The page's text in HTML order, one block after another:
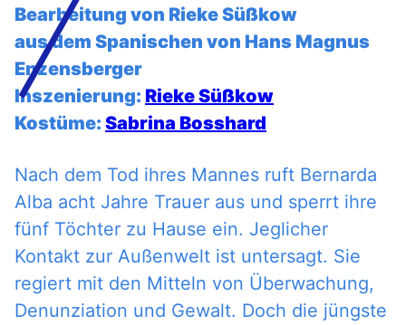
Bearbeitung von Rieke Süßkow
aus dem Spanischen von Hans Magnus
Enzensberger
Inszenierung: Rieke Süßkow
Kostüme: Sabrina Bosshard
Nach dem Tod ihres Mannes ruft Bernarda
Alba acht Jahre Trauer aus und sperrt ihre
fünf Töchter zu Hause ein. Jeglicher
Kontakt zur Außenwelt ist untersagt. Sie
regiert mit den Mitteln von Überwachung,
Denunziation und Gewalt. Doch die jüngste